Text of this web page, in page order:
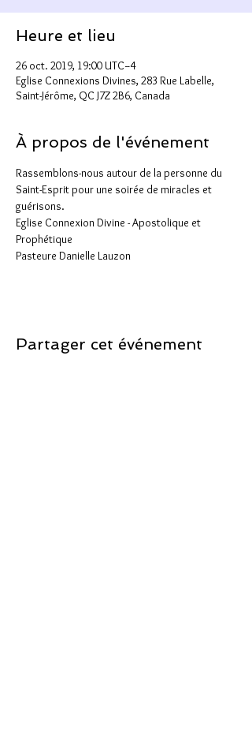
Heure et lieu
26 oct. 2019, 19:00 UTC−4
Eglise Connexions Divines, 283 Rue Labelle,
Saint-Jérôme, QC J7Z 2B6, Canada
À propos de l'événement
Rassemblons-nous autour de la personne du
Saint-Esprit pour une soirée de miracles et
guérisons.
Eglise Connexion Divine - Apostolique et
Prophétique
Pasteure Danielle Lauzon
Partager cet événement